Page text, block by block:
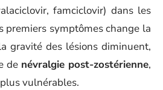
famciclovir) dans les
premiers symptômes change la
gravité des lésions diminuent,
de névralgie post-zostérienne,
vulnérables.